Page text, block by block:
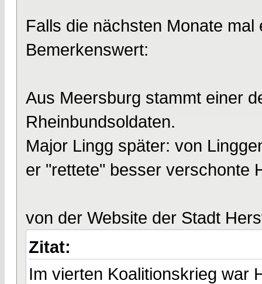
Falls die nächsten Monate
Bemerkenswert:
Aus Meersburg stammt einer
Rheinbundsoldaten.
Major Lingg später: von
er "rettete" besser verschonte
von der Website der Stadt
Zitat:
Im vierten Koalitionskrieg war